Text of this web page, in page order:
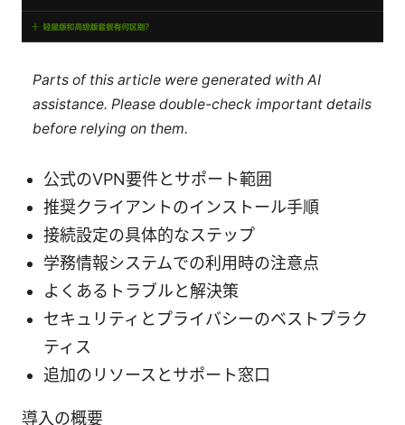
Parts of this article were generated with AI
assistance. Please double-check important details
before relying on them.
公式のVPN要件とサポート範囲
推奨クライアントのインストール手順
接続設定の具体的なステップ
学務情報システムでの利用時の注意点
よくあるトラブルと解決策
セキュリティとプライバシーのベストプラク
ティス
追加のリソースとサポート窓口
導入の概要